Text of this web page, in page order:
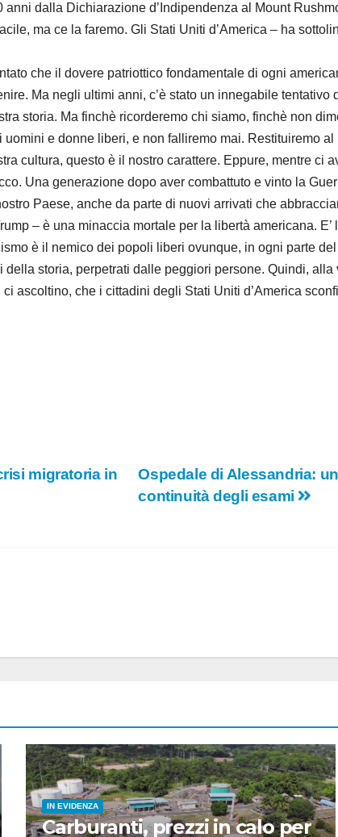
dalla Dichiarazione d’Indipendenza al Mount
ma ce la faremo. Gli Stati Uniti d’America – ha
che il dovere patriottico fondamentale di ogni
Ma negli ultimi anni, c’è stato un innegabile
storia. Ma finchè ricorderemo chi siamo, finchè non
e donne liberi, e non falliremo mai. Restituiremo
cultura, questo è il nostro carattere. Eppure, mentre ci
Una generazione dopo aver combattuto e vinto la
Paese, anche da parte di nuovi arrivati che
– è una minaccia mortale per la libertà americana.
è il nemico dei popoli liberi ovunque, in ogni parte
storia, perpetrati dalle peggiori persone. Quindi,
ascoltino, che i cittadini degli Stati Uniti d’America
Ospedale di Alessandria:
continuità degli esami
migratoria in
IN EVIDENZA
Carburanti, prezzi in calo per